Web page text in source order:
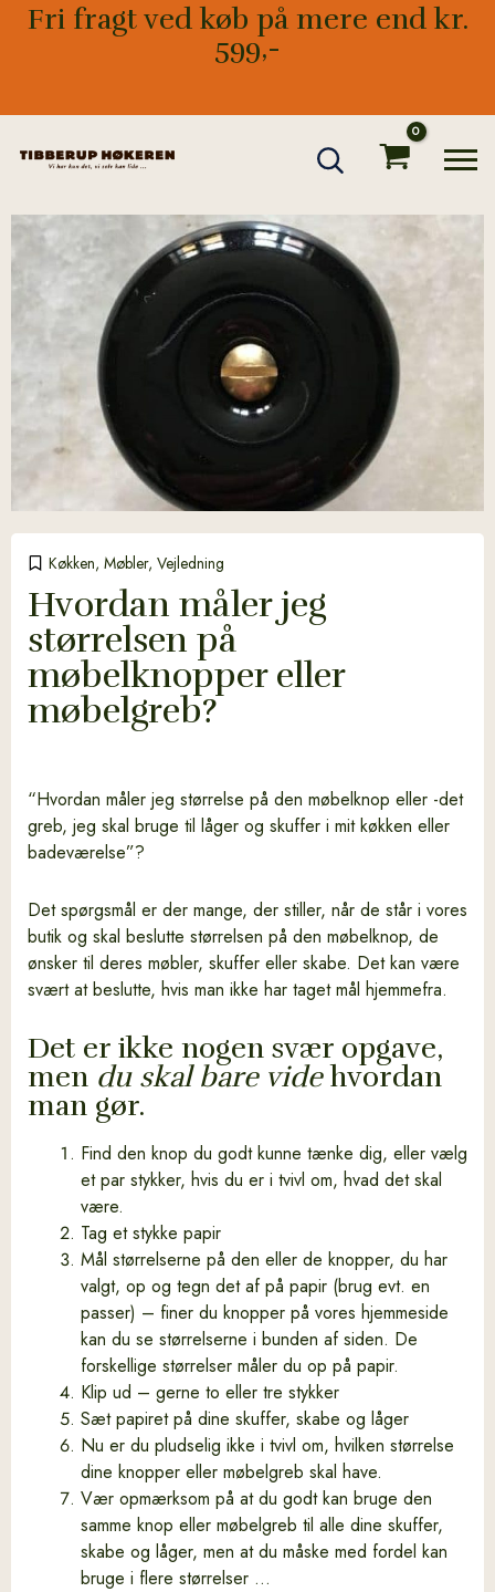
Fri fragt ved køb på mere end kr.
599,-
Køkken, Møbler, Vejledning
Hvordan måler jeg
størrelsen på
møbelknopper eller
møbelgreb?
“Hvordan måler jeg størrelse på den møbelknop eller -det
greb, jeg skal bruge til låger og skuffer i mit køkken eller
badeværelse”?
Det spørgsmål er der mange, der stiller, når de står i vores
butik og skal beslutte størrelsen på den møbelknop, de
ønsker til deres møbler, skuffer eller skabe. Det kan være
svært at beslutte, hvis man ikke har taget mål hjemmefra.
Det er ikke nogen svær opgave,
men du skal bare videhvordan
man gør.
Find den knop du godt kunne tænke dig, eller vælg
et par stykker, hvis du er i tvivl om, hvad det skal
være.
Tag et stykke papir
Mål størrelserne på den eller de knopper, du har
valgt, op og tegn det af på papir (brug evt. en
passer) – finer du knopper på vores hjemmeside
kan du se størrelserne i bunden af siden. De
forskellige størrelser måler du op på papir.
Klip ud – gerne to eller tre stykker
Sæt papiret på dine skuffer, skabe og låger
Nu er du pludselig ikke i tvivl om, hvilken størrelse
dine knopper eller møbelgreb skal have.
Vær opmærksom på at du godt kan bruge den
samme knop eller møbelgreb til alle dine skuffer,
skabe og låger, men at du måske med fordel kan
bruge i flere størrelser …